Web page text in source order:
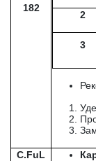
182
2
3
C.FuL